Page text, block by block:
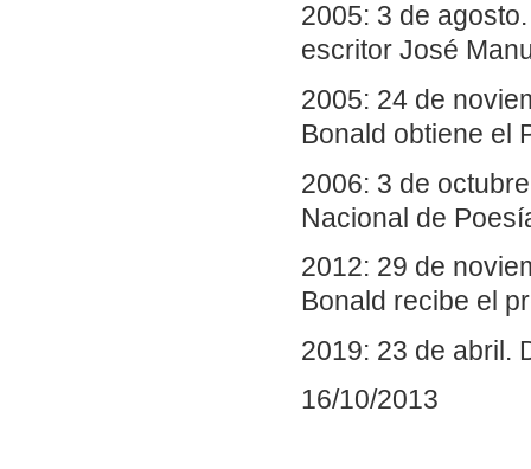
2005: 3 de
escritor José
2005: 24 de
Bonald obtiene el
2006: 3 de
Nacional de
2012: 29 de
Bonald recibe el
2019: 23 de abril.
16/10/2013